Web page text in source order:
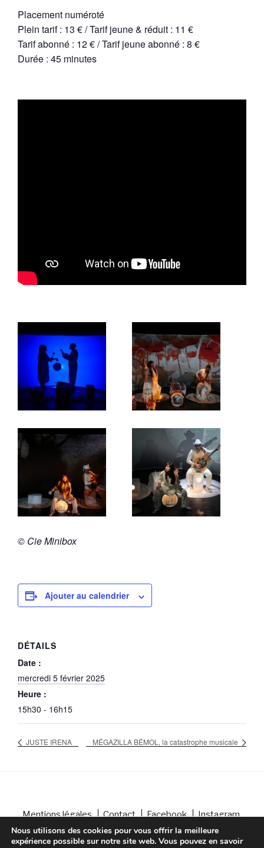
Placement numéroté
Plein tarif : 13 € / Tarif jeune & réduit : 11 €
Tarif abonné : 12 € / Tarif jeune abonné : 8 €
Durée : 45 minutes
© Cie Minibox
Ajouter au calendrier
DÉTAILS
Date :
mercredi 5 février 2025
Heure :
15h30 - 16h15
JUSTE IRENA MÉGAZILLA BÉMOL, la catastrophe musicale
Mentions légales Contact Facebook
Instagram
Conception : Altelis
Nous utilisons des cookies pour vous offrir la meilleure
expérience possible sur notre site web. Vous pouvez en savoir